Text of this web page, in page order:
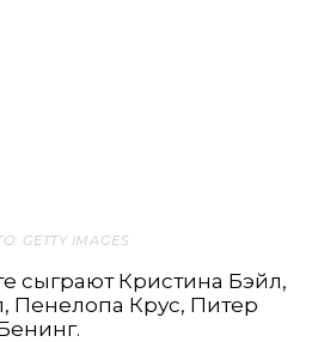
IMAGES
сыграют Кристина Бэйл,
Крус, Питер